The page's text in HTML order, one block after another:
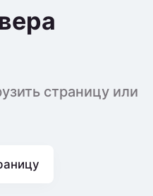
страницу или